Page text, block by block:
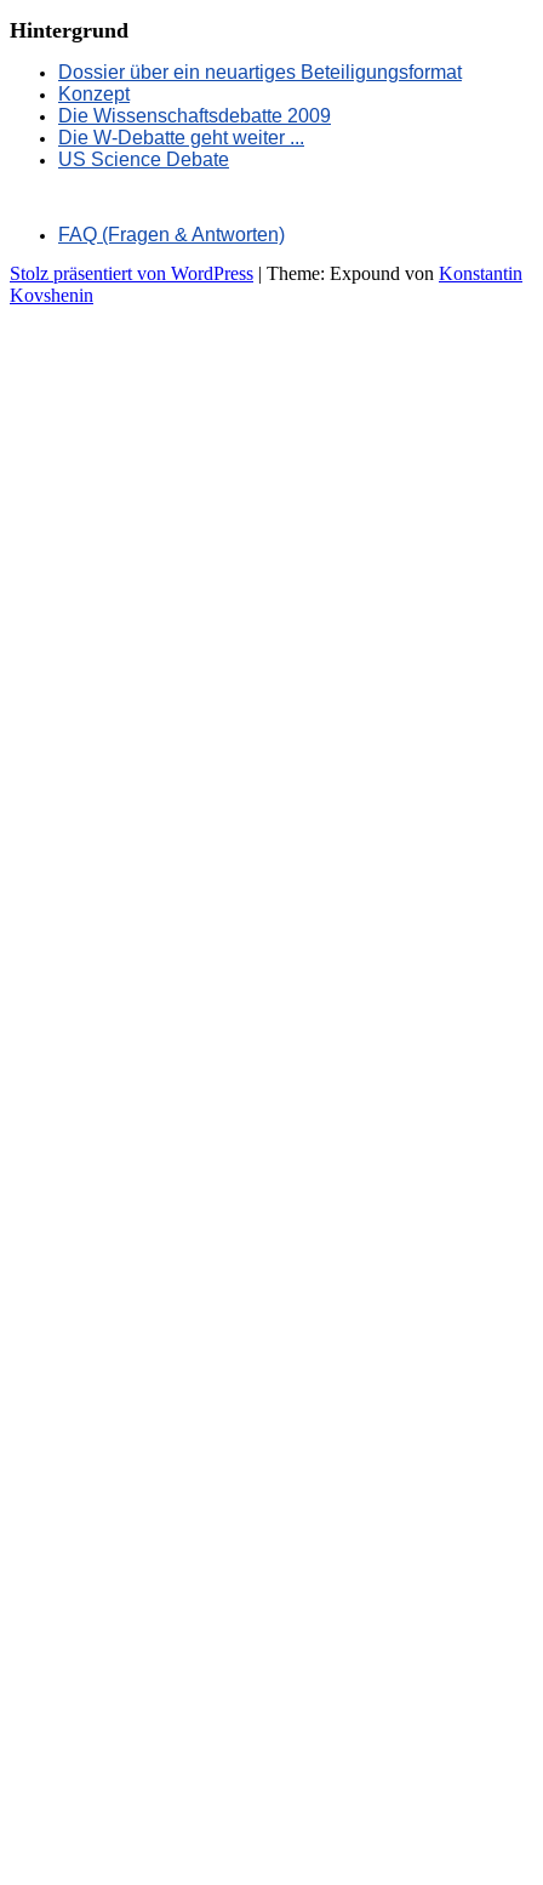
Hintergrund
Dossier über ein neuartiges Beteiligungsformat
Konzept
Die Wissenschaftsdebatte 2009
Die W-Debatte geht weiter ...
US Science Debate
FAQ (Fragen & Antworten)
Stolz präsentiert von WordPress | Theme: Expound von Konstantin
Kovshenin